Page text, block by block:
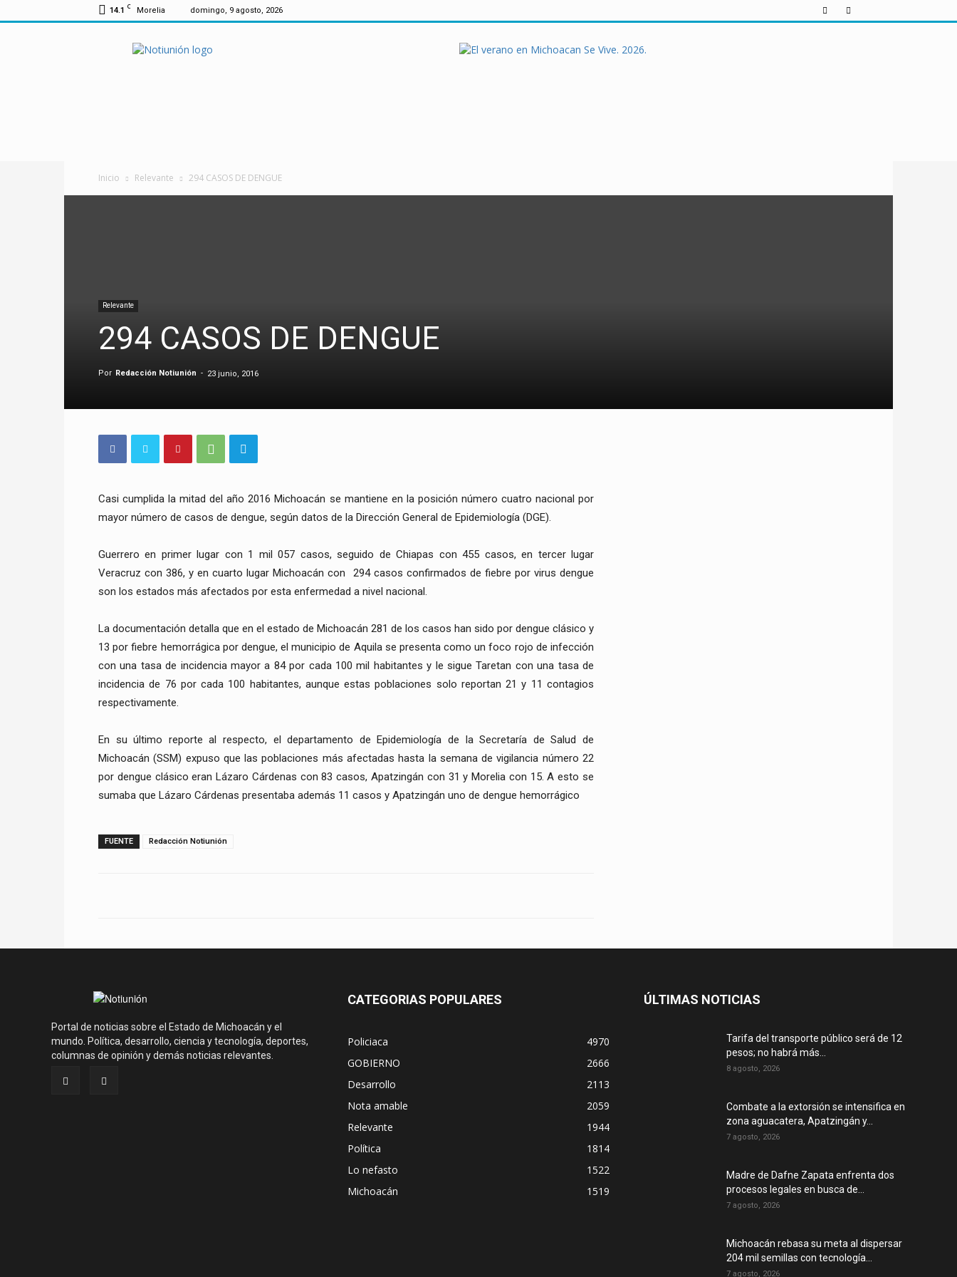
14.1 C Morelia domingo, 9 agosto, 2026
Inicio Relevante 294 CASOS DE DENGUE
Relevante
294 CASOS DE DENGUE
Por Redacción Notiunión - 23 junio, 2016
Casi cumplida la mitad del año 2016 Michoacán se mantiene en la posición número cuatro nacional por
mayor número de casos de dengue, según datos de la Dirección General de Epidemiología (DGE).
Guerrero en primer lugar con 1 mil 057 casos, seguido de Chiapas con 455 casos, en tercer lugar
Veracruz con 386, y en cuarto lugar Michoacán con 294 casos confirmados de fiebre por virus dengue
son los estados más afectados por esta enfermedad a nivel nacional.
La documentación detalla que en el estado de Michoacán 281 de los casos han sido por dengue clásico y
13 por fiebre hemorrágica por dengue, el municipio de Aquila se presenta como un foco rojo de infección
con una tasa de incidencia mayor a 84 por cada 100 mil habitantes y le sigue Taretan con una tasa de
incidencia de 76 por cada 100 habitantes, aunque estas poblaciones solo reportan 21 y 11 contagios
respectivamente.
En su último reporte al respecto, el departamento de Epidemiología de la Secretaría de Salud de
Michoacán (SSM) expuso que las poblaciones más afectadas hasta la semana de vigilancia número 22
por dengue clásico eran Lázaro Cárdenas con 83 casos, Apatzingán con 31 y Morelia con 15. A esto se
sumaba que Lázaro Cárdenas presentaba además 11 casos y Apatzingán uno de dengue hemorrágico
FUENTE Redacción Notiunión
Portal de noticias sobre el Estado de Michoacán y el
mundo. Política, desarrollo, ciencia y tecnología, deportes,
columnas de opinión y demás noticias relevantes.
CATEGORIAS POPULARES
Policiaca
4970
GOBIERNO
2666
Desarrollo
2113
Nota amable
2059
Relevante
1944
Política
1814
Lo nefasto
1522
Michoacán
1519
ÚLTIMAS NOTICIAS
Tarifa del transporte público será de 12
pesos; no habrá más...
8 agosto, 2026
Combate a la extorsión se intensifica en
zona aguacatera, Apatzingán y...
7 agosto, 2026
Madre de Dafne Zapata enfrenta dos
procesos legales en busca de...
7 agosto, 2026
Michoacán rebasa su meta al dispersar
204 mil semillas con tecnología...
7 agosto, 2026